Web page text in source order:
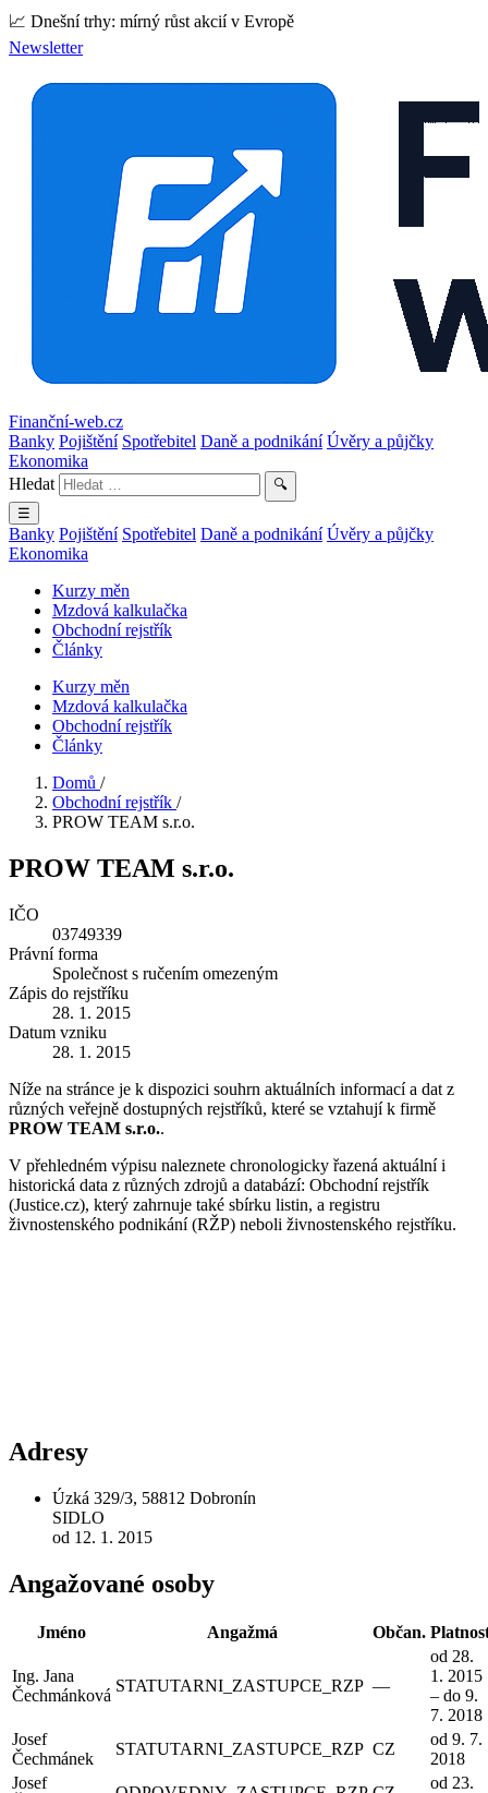
📈 Dnešní trhy: mírný růst akcií v Evropě
Newsletter
Finanční-web.cz
Banky Pojištění Spotřebitel Daně a podnikání Úvěry a půjčky
Ekonomika
Hledat
🔍
☰
Banky Pojištění Spotřebitel Daně a podnikání Úvěry a půjčky
Ekonomika
Kurzy měn
Mzdová kalkulačka
Obchodní rejstřík
Články
Kurzy měn
Mzdová kalkulačka
Obchodní rejstřík
Články
Domů /
Obchodní rejstřík /
PROW TEAM s.r.o.
PROW TEAM s.r.o.
IČO
03749339
Právní forma
Společnost s ručením omezeným
Zápis do rejstříku
28. 1. 2015
Datum vzniku
28. 1. 2015
Níže na stránce je k dispozici souhrn aktuálních informací a dat z
různých veřejně dostupných rejstříků, které se vztahují k firmě
PROW TEAM s.r.o..
V přehledném výpisu naleznete chronologicky řazená aktuální i
historická data z různých zdrojů a databází: Obchodní rejstřík
(Justice.cz), který zahrnuje také sbírku listin, a registru
živnostenského podnikání (RŽP) neboli živnostenského rejstříku.
Adresy
Úzká 329/3, 58812 Dobronín
SIDLO
od 12. 1. 2015
Angažované osoby
Jméno Angažmá Občan.
Ing. Jana
Čechmánková
STATUTARNI_ZASTUPCE_RZP —
od 28.
1. 2015
– do 9.
7. 2018
Josef
Čechmánek
STATUTARNI_ZASTUPCE_RZP CZ
od 9. 7.
2018
Josef
od 23.